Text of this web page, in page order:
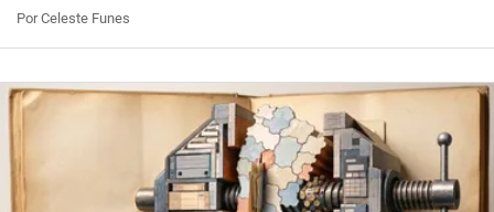
Por Celeste Funes